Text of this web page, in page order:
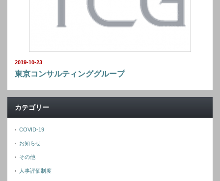
2019-10-23
東京コンサルティンググループ
カテゴリー
COVID-19
お知らせ
その他
人事評価制度